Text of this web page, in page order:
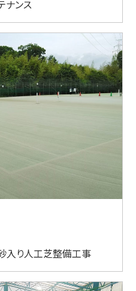
ナンス
入り人工芝整備工事